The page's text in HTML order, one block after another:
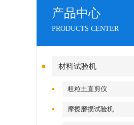
产品中心
PRODUCTS CENTER
材料试验机
粗粒土直剪仪
摩擦磨损试验机